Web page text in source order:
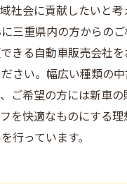
社会に貢献したいと
三重県内の方からの
きる自動車販売会社
さい。幅広い種類の
ご希望の方には新車
を快適なものにする
行っています。